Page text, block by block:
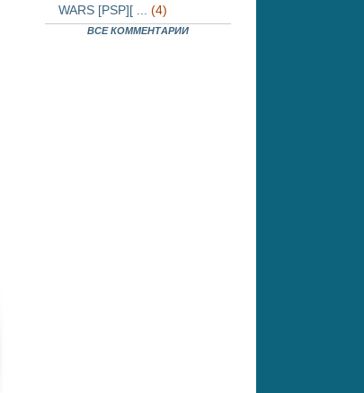
WARS [PSP][ ... (4)
ВСЕ КОММЕНТАРИИ